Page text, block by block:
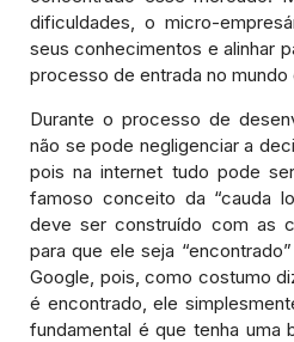
dificuldades, o micro-
seus conhecimentos e alinhar
processo de entrada no mundo
Durante o processo de
não se pode negligenciar a
pois na internet tudo pode
famoso conceito da “cauda
deve ser construído com as
para que ele seja
Google, pois, como costumo
é encontrado, ele
fundamental é que tenha uma